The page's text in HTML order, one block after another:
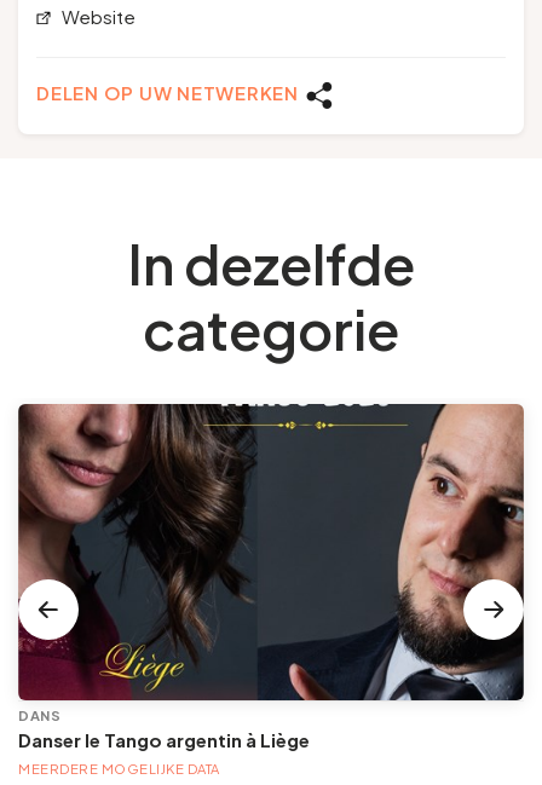
Website
DELEN OP UW NETWERKEN
In dezelfde
categorie
DANS
Danser le Tango argentin à Liège
MEERDERE MOGELIJKE DATA